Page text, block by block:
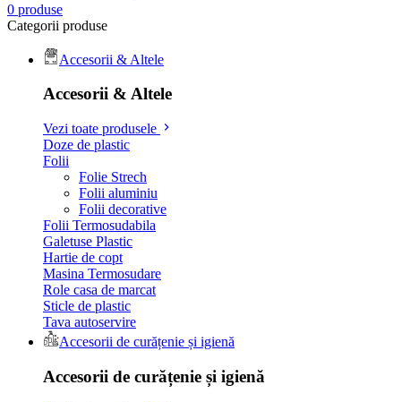
0 produse
Categorii produse
Accesorii & Altele
Accesorii & Altele
Vezi toate produsele
Doze de plastic
Folii
Folie Strech
Folii aluminiu
Folii decorative
Folii Termosudabila
Galetuse Plastic
Hartie de copt
Masina Termosudare
Role casa de marcat
Sticle de plastic
Tava autoservire
Accesorii de curățenie și igienă
Accesorii de curățenie și igienă